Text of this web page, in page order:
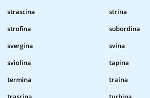
strascina
strina
strofina
subordina
svergina
svina
sviolina
tapina
termina
traina